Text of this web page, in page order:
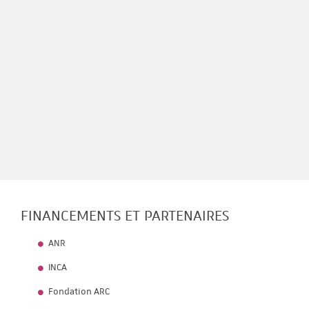
FINANCEMENTS ET PARTENAIRES
ANR
INCA
Fondation ARC